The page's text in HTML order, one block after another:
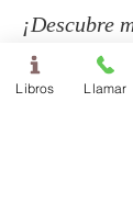
¡Descubre
botón para
Libros Llamar